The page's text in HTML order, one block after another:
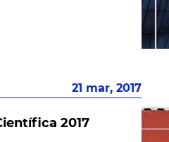
21 mar, 2017
2017